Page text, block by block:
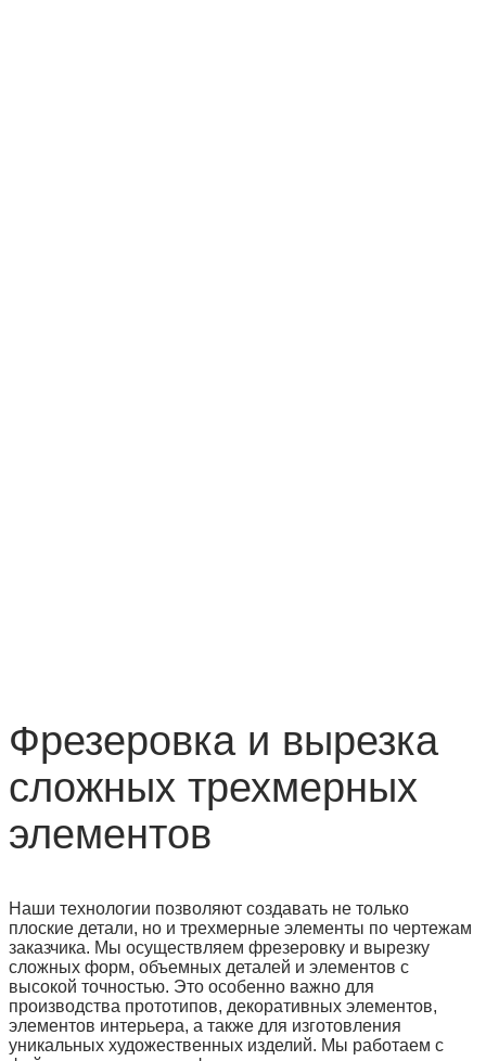
Фрезеровка и вырезка
сложных трехмерных
элементов
Наши технологии позволяют создавать не только
плоские детали, но и трехмерные элементы по чертежам
заказчика. Мы осуществляем фрезеровку и вырезку
сложных форм, объемных деталей и элементов с
высокой точностью. Это особенно важно для
производства прототипов, декоративных элементов,
элементов интерьера, а также для изготовления
уникальных художественных изделий. Мы работаем с